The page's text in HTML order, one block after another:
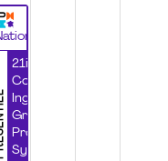
et
21ième
Congrès
Ingénierie
Grands
Projets et
Systèmes